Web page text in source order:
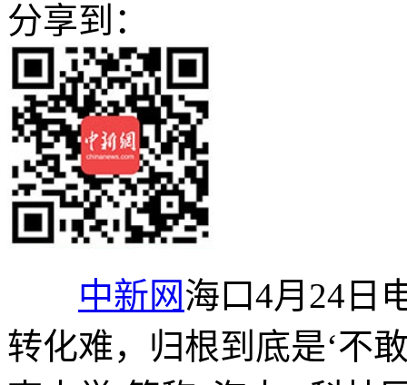
分享到：
中新网海口4月24日
转化难，归根到底是‘不